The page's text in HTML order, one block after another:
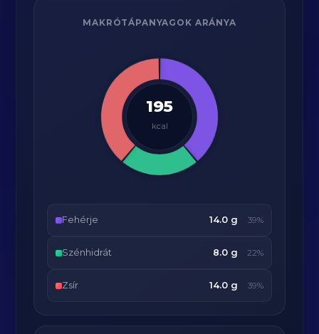
MAKRÓTÁPANYAGOK ARÁNYA
195
kcal
Fehérje 14.0 g 39%
Szénhidrát 8.0 g 22%
Zsír 14.0 g 39%